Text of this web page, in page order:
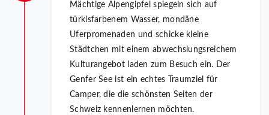
Mächtige Alpengipfel spiegeln sich auf
türkisfarbenem Wasser, mondäne
Uferpromenaden und schicke kleine
Städtchen mit einem abwechslungsreichem
Kulturangebot laden zum Besuch ein. Der
Genfer See ist ein echtes Traumziel für
Camper, die die schönsten Seiten der
Schweiz kennenlernen möchten.